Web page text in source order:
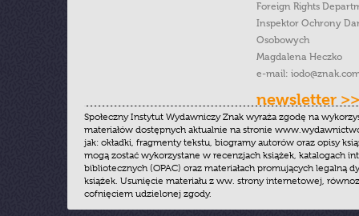
Foreign Rights
Inspektor Ochrony
Osobowych
Magdalena Heczko
e-mail:
newsletter >>
Społeczny Instytut Wydawniczy Znak wyraża zgodę na
materiałów dostępnych aktualnie na stronie
jak: okładki, fragmenty tekstu, biogramy autorów oraz opisy
mogą zostać wykorzystane w recenzjach książek, katalogach
bibliotecznych (OPAC) oraz materiałach promujących legalną
książek. Usunięcie materiału z ww. strony internetowej,
cofnięciem udzielonej zgody.